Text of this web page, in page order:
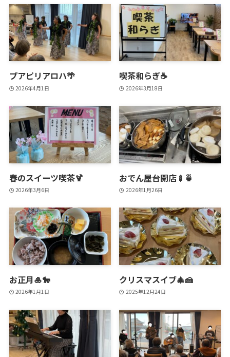
プアピリアロハ🌴
2026年4月1日
喫茶和らぎ☕
2026年3月18日
春のスイーツ喫茶🍹
2026年3月6日
おでん屋台開店🍢🍵
2026年1月26日
お正月🎍🐎
2026年1月1日
クリスマスイブ🎄🍰
2025年12月24日